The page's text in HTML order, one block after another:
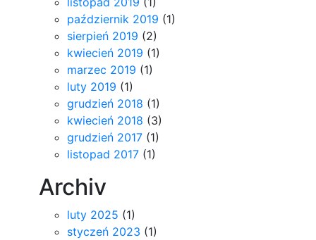
październik 2019 (1)
sierpień 2019 (2)
kwiecień 2019 (1)
marzec 2019 (1)
luty 2019 (1)
grudzień 2018 (1)
kwiecień 2018 (3)
grudzień 2017 (1)
listopad 2017 (1)
Archiv
luty 2025 (1)
styczeń 2023 (1)